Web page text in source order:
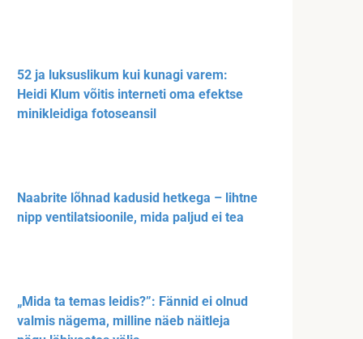
52 ja luksuslikum kui kunagi varem:
Heidi Klum võitis interneti oma efektse
minikleidiga fotoseansil
Naabrite lõhnad kadusid hetkega – lihtne
nipp ventilatsioonile, mida paljud ei tea
„Mida ta temas leidis?”: Fännid ei olnud
valmis nägema, milline näeb näitleja